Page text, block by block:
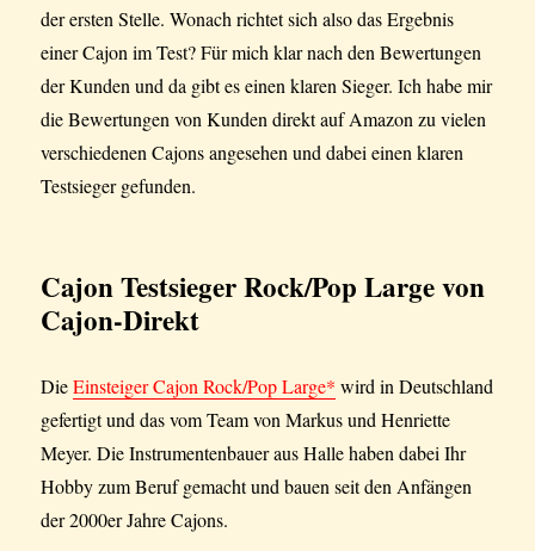
der ersten Stelle. Wonach richtet sich also das Ergebnis
einer Cajon im Test? Für mich klar nach den Bewertungen
der Kunden und da gibt es einen klaren Sieger. Ich habe mir
die Bewertungen von Kunden direkt auf Amazon zu vielen
verschiedenen Cajons angesehen und dabei einen klaren
Testsieger gefunden.
Cajon Testsieger Rock/Pop Large von
Cajon-Direkt
DieEinsteiger Cajon Rock/Pop Large* wird in Deutschland
gefertigt und das vom Team von Markus und Henriette
Meyer. Die Instrumentenbauer aus Halle haben dabei Ihr
Hobby zum Beruf gemacht und bauen seit den Anfängen
der 2000er Jahre Cajons.